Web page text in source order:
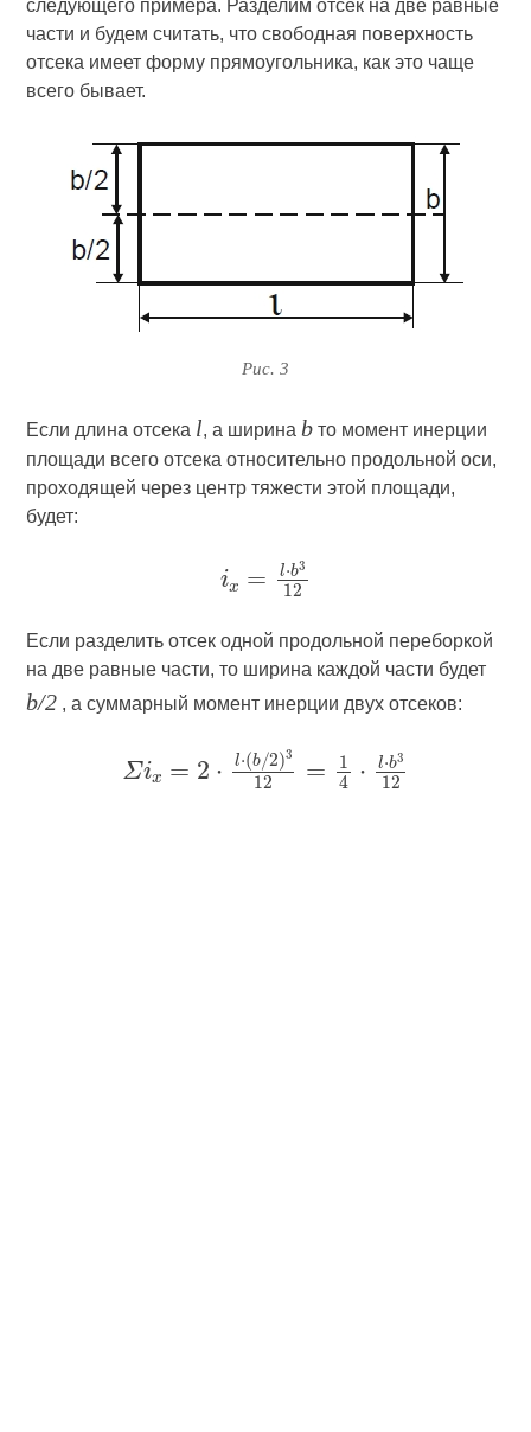
следующего примера. Разделим отсек на две равные
части и будем считать, что свободная поверхность
отсека имеет форму прямоугольника, как это чаще
всего бывает.
Рис. 3
Если длина отсека l, а ширинаb то момент инерции
площади всего отсека относительно продольной оси,
проходящей через центр тяжести этой площади,
будет:
Если разделить отсек одной продольной переборкой
на две равные части, то ширина каждой части будет
b/2 , а суммарный момент инерции двух отсеков: